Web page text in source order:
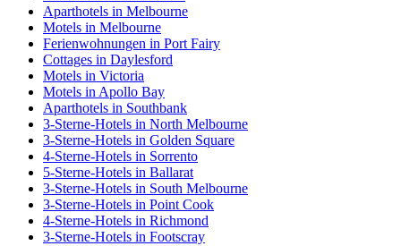
Aparthotels in Melbourne
Motels in Melbourne
Ferienwohnungen in Port Fairy
Cottages in Daylesford
Motels in Victoria
Motels in Apollo Bay
Aparthotels in Southbank
3-Sterne-Hotels in North Melbourne
3-Sterne-Hotels in Golden Square
4-Sterne-Hotels in Sorrento
5-Sterne-Hotels in Ballarat
3-Sterne-Hotels in South Melbourne
3-Sterne-Hotels in Point Cook
4-Sterne-Hotels in Richmond
3-Sterne-Hotels in Footscray